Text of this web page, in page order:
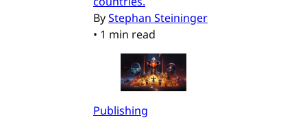
ByStephan Steininger
• 1 min read
Publishing